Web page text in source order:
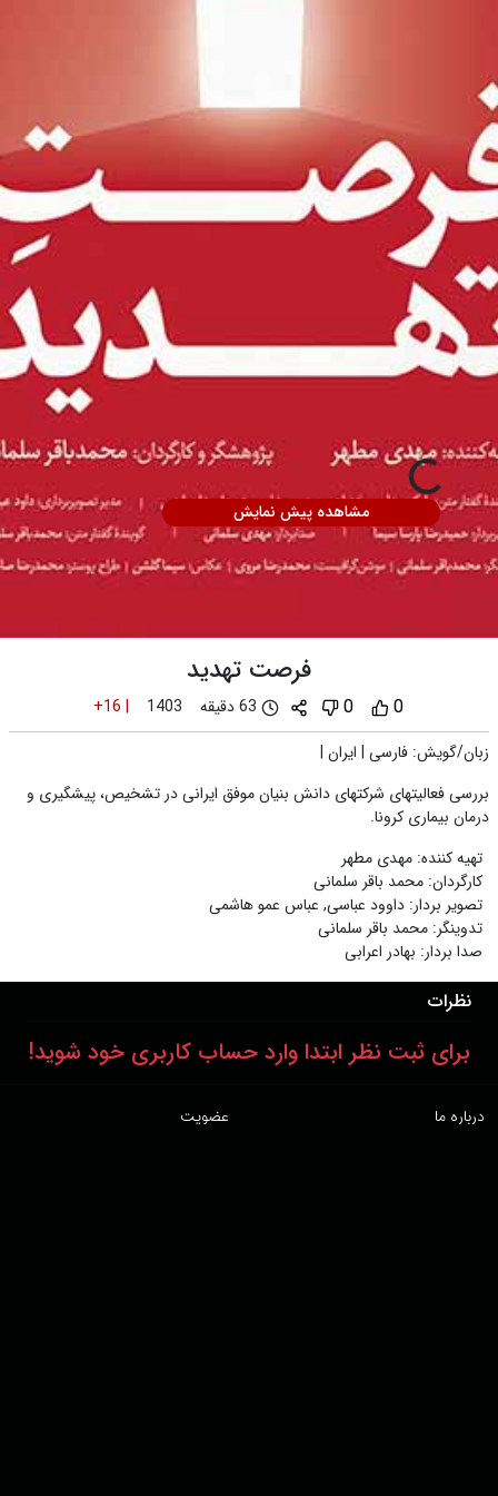
مشاهده پیش نمایش
فرصت تهدید
0
0 63 دقیقه 1403
+16 |
زبان/گویش: فارسی | ایران |
بررسی فعالیتهای شرکتهای دانش بنیان موفق ایرانی در تشخیص، پیشگیری و
درمان بیماری کرونا.
تهیه کننده: مهدی مطهر
کارگردان: محمد باقر سلمانی
تصویر بردار: داوود عباسی, عباس عمو هاشمی
تدوینگر: محمد باقر سلمانی
صدا بردار: بهادر اعرابی
نظرات
برای ثبت نظر ابتدا وارد حساب کاربری خود شوید!
درباره ما
عضویت